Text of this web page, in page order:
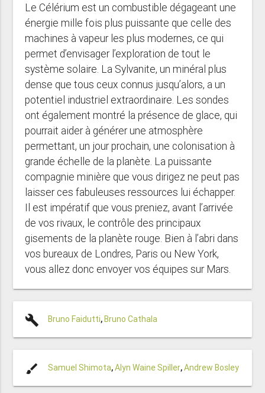
Le Célérium est un combustible dégageant une
énergie mille fois plus puissante que celle des
machines à vapeur les plus modernes, ce qui
permet d’envisager l’exploration de tout le
système solaire. La Sylvanite, un minéral plus
dense que tous ceux connus jusqu’alors, a un
potentiel industriel extraordinaire. Les sondes
ont également montré la présence de glace, qui
pourrait aider à générer une atmosphère
permettant, un jour prochain, une colonisation à
grande échelle de la planète. La puissante
compagnie minière que vous dirigez ne peut pas
laisser ces fabuleuses ressources lui échapper.
Il est impératif que vous preniez, avant l’arrivée
de vos rivaux, le contrôle des principaux
gisements de la planète rouge. Bien à l’abri dans
vos bureaux de Londres, Paris ou New York,
vous allez donc envoyer vos équipes sur Mars.
build Bruno Faidutti,Bruno Cathala
brush Samuel Shimota,Alyn Waine Spiller,Andrew Bosley